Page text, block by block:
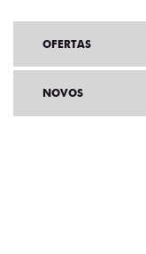
OFERTAS
NOVOS